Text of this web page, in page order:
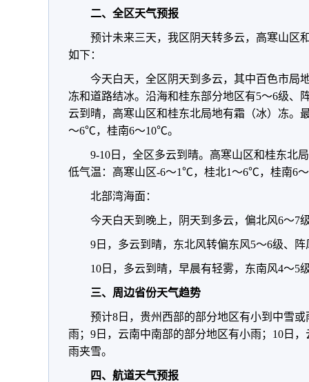
二、全区天气预报
预计未来三天，我区阴天转多云，高寒山区
如下：
今天白天，全区阴天到多云，其中百色市局
冻和道路结冰。沿海和桂东部分地区有5～6级、
云到晴，高寒山区和桂东北局地有霜（冰）冻。
～6℃，桂南6～10℃。
9-10日，全区多云到晴。高寒山区和桂东北
低气温：高寒山区-6～1℃，桂北1～6℃，桂南6
北部湾海面：
今天白天到晚上，阴天到多云，偏北风6～7
9日，多云到晴，东北风转偏东风5～6级、阵
10日，多云到晴，早晨有轻雾，东南风4～5
三、周边省份天气趋势
预计8日，贵州西部的部分地区有小到中雪
雨；9日，云南中南部的部分地区有小雨；10日
雨夹雪。
四、航道天气预报